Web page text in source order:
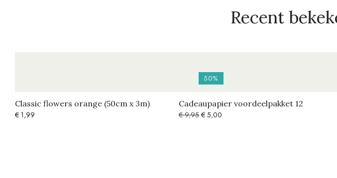
Recent
Classic flowers orange (50cm x 3m)
€ 1,99
50%
Cadeaupapier voordeelpakket 12
€9,95 € 5,00